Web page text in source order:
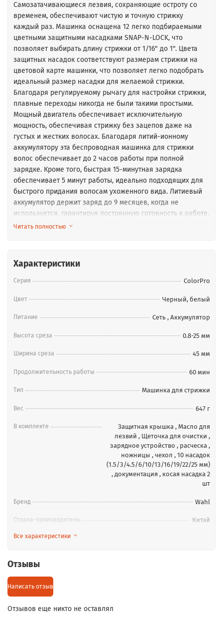
Самозатачивающиеся лезвия, сохраняющие остроту со
временем, обеспечивают чистую и точную стрижку
каждый раз. Машинка оснащена 12 легко подбираемыми
цветными защитными насадками SNAP-N-LOCK, что
позволяет выбирать длину стрижки от 1/16" до 1". Цвета
защитных насадок соответствуют размерам стрижки на
цветовой карте машинки, что позволяет легко подобрать
идеальный размер насадки для желаемой стрижки.
Благодаря регулируемому рычагу для настройки стрижки,
плавные переходы никогда не были такими простыми.
Мощный двигатель обеспечивает исключительную
мощность, обеспечивая стрижку без зацепов даже на
густых и жестких волосах. Благодаря литий-ионному
аккумулятору эта беспроводная машинка для стрижки
волос обеспечивает до 2 часов работы при полной
зарядке. Кроме того, быстрая 15-минутная зарядка
обеспечивает 5 минут работы, идеально подходящих для
быстрого придания волосам ухоженного вида. Литиевый
аккумулятор держит заряд до 9 месяцев, когда не
используется, гарантируя постоянную готовность к работе.
Удобный индикатор питания Smart Power мигает красным
совместимости с напряжением во всех странах мира (100–
240 В), что позволяет вам без труда подстригать волосы,
универсальность аккумуляторной машинки для стрижки
области груминга, и получите высокопроизводительную
машинку для стрижки, которая с легкостью и
стрижке.
Читать полностью
Характеристики
Серия ColorPro
Цвет Черный, белый
Питание Сеть , Аккумулятор
Высота среза 0.8-25 мм
Ширина среза 45 мм
Продолжительность работы 60 мин
Тип Машинка для стрижки
Вес 647 г
В комплекте Защитная крышка , Масло для
лезвий , Щеточка для очистки ,
зарядное устройство , расческа ,
ножницы , чехол , 10 насадок
(1.5/3/4.5/6/10/13/16/19/22/25 мм)
, документация , косая насадка 2
шт
Бренд Wahl
Страна-производитель Китай
Минимальная длина среза
Все характеристики
Отзывы
Написать отзыв
Отзывов еще никто не оставлял